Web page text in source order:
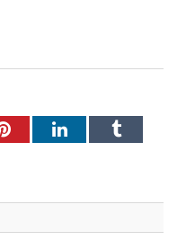
PinterestLinkedInTumblr